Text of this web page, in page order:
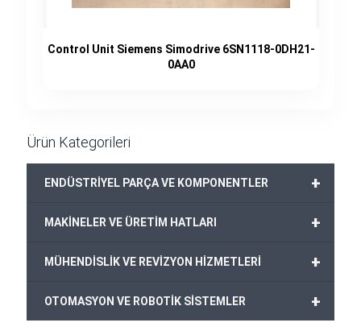
Control Unit Siemens Simodrive 6SN1118-0DH21-
0AA0
Ürün Kategorileri
+
ENDÜSTRİYEL PARÇA VE KOMPONENTLER
+
MAKİNELER VE ÜRETİM HATLARI
+
MÜHENDİSLİK VE REVİZYON HİZMETLERİ
+
OTOMASYON VE ROBOTİK SİSTEMLER